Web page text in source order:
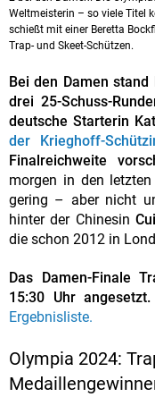
Weltmeisterin – so viele Titel
schießt mit einer Beretta
Trap- und Skeet-Schützen.
Bei den Damen
drei 25-Schuss-
deutsche Starterin
der Krieghoff-
Finalreichweite
morgen in den
gering – aber nicht
hinter der Chinesin
die schon 2012 in
Das Damen-Finale
15:30 Uhr angesetzt.
Ergebnisliste.
Olympia 2024: